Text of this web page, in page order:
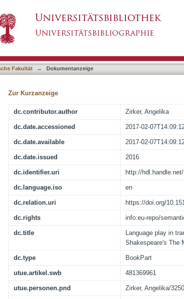
: character and idiom in
Fakultät → Dokumentanzeige
Zur Kurzanzeige
dc.contributor.author Zirker, Angelika
dc.date.accessioned 2017-02-
dc.date.available 2017-02-
dc.date.issued 2016
dc.identifier.uri http://
dc.language.iso en
dc.relation.uri https://doi.org/
dc.rights info:eu-repo/
dc.title
Language play in
Shakespeare's The
dc.type BookPart
utue.artikel.swb 481369961
utue.personen.pnd Zirker, Angelika/